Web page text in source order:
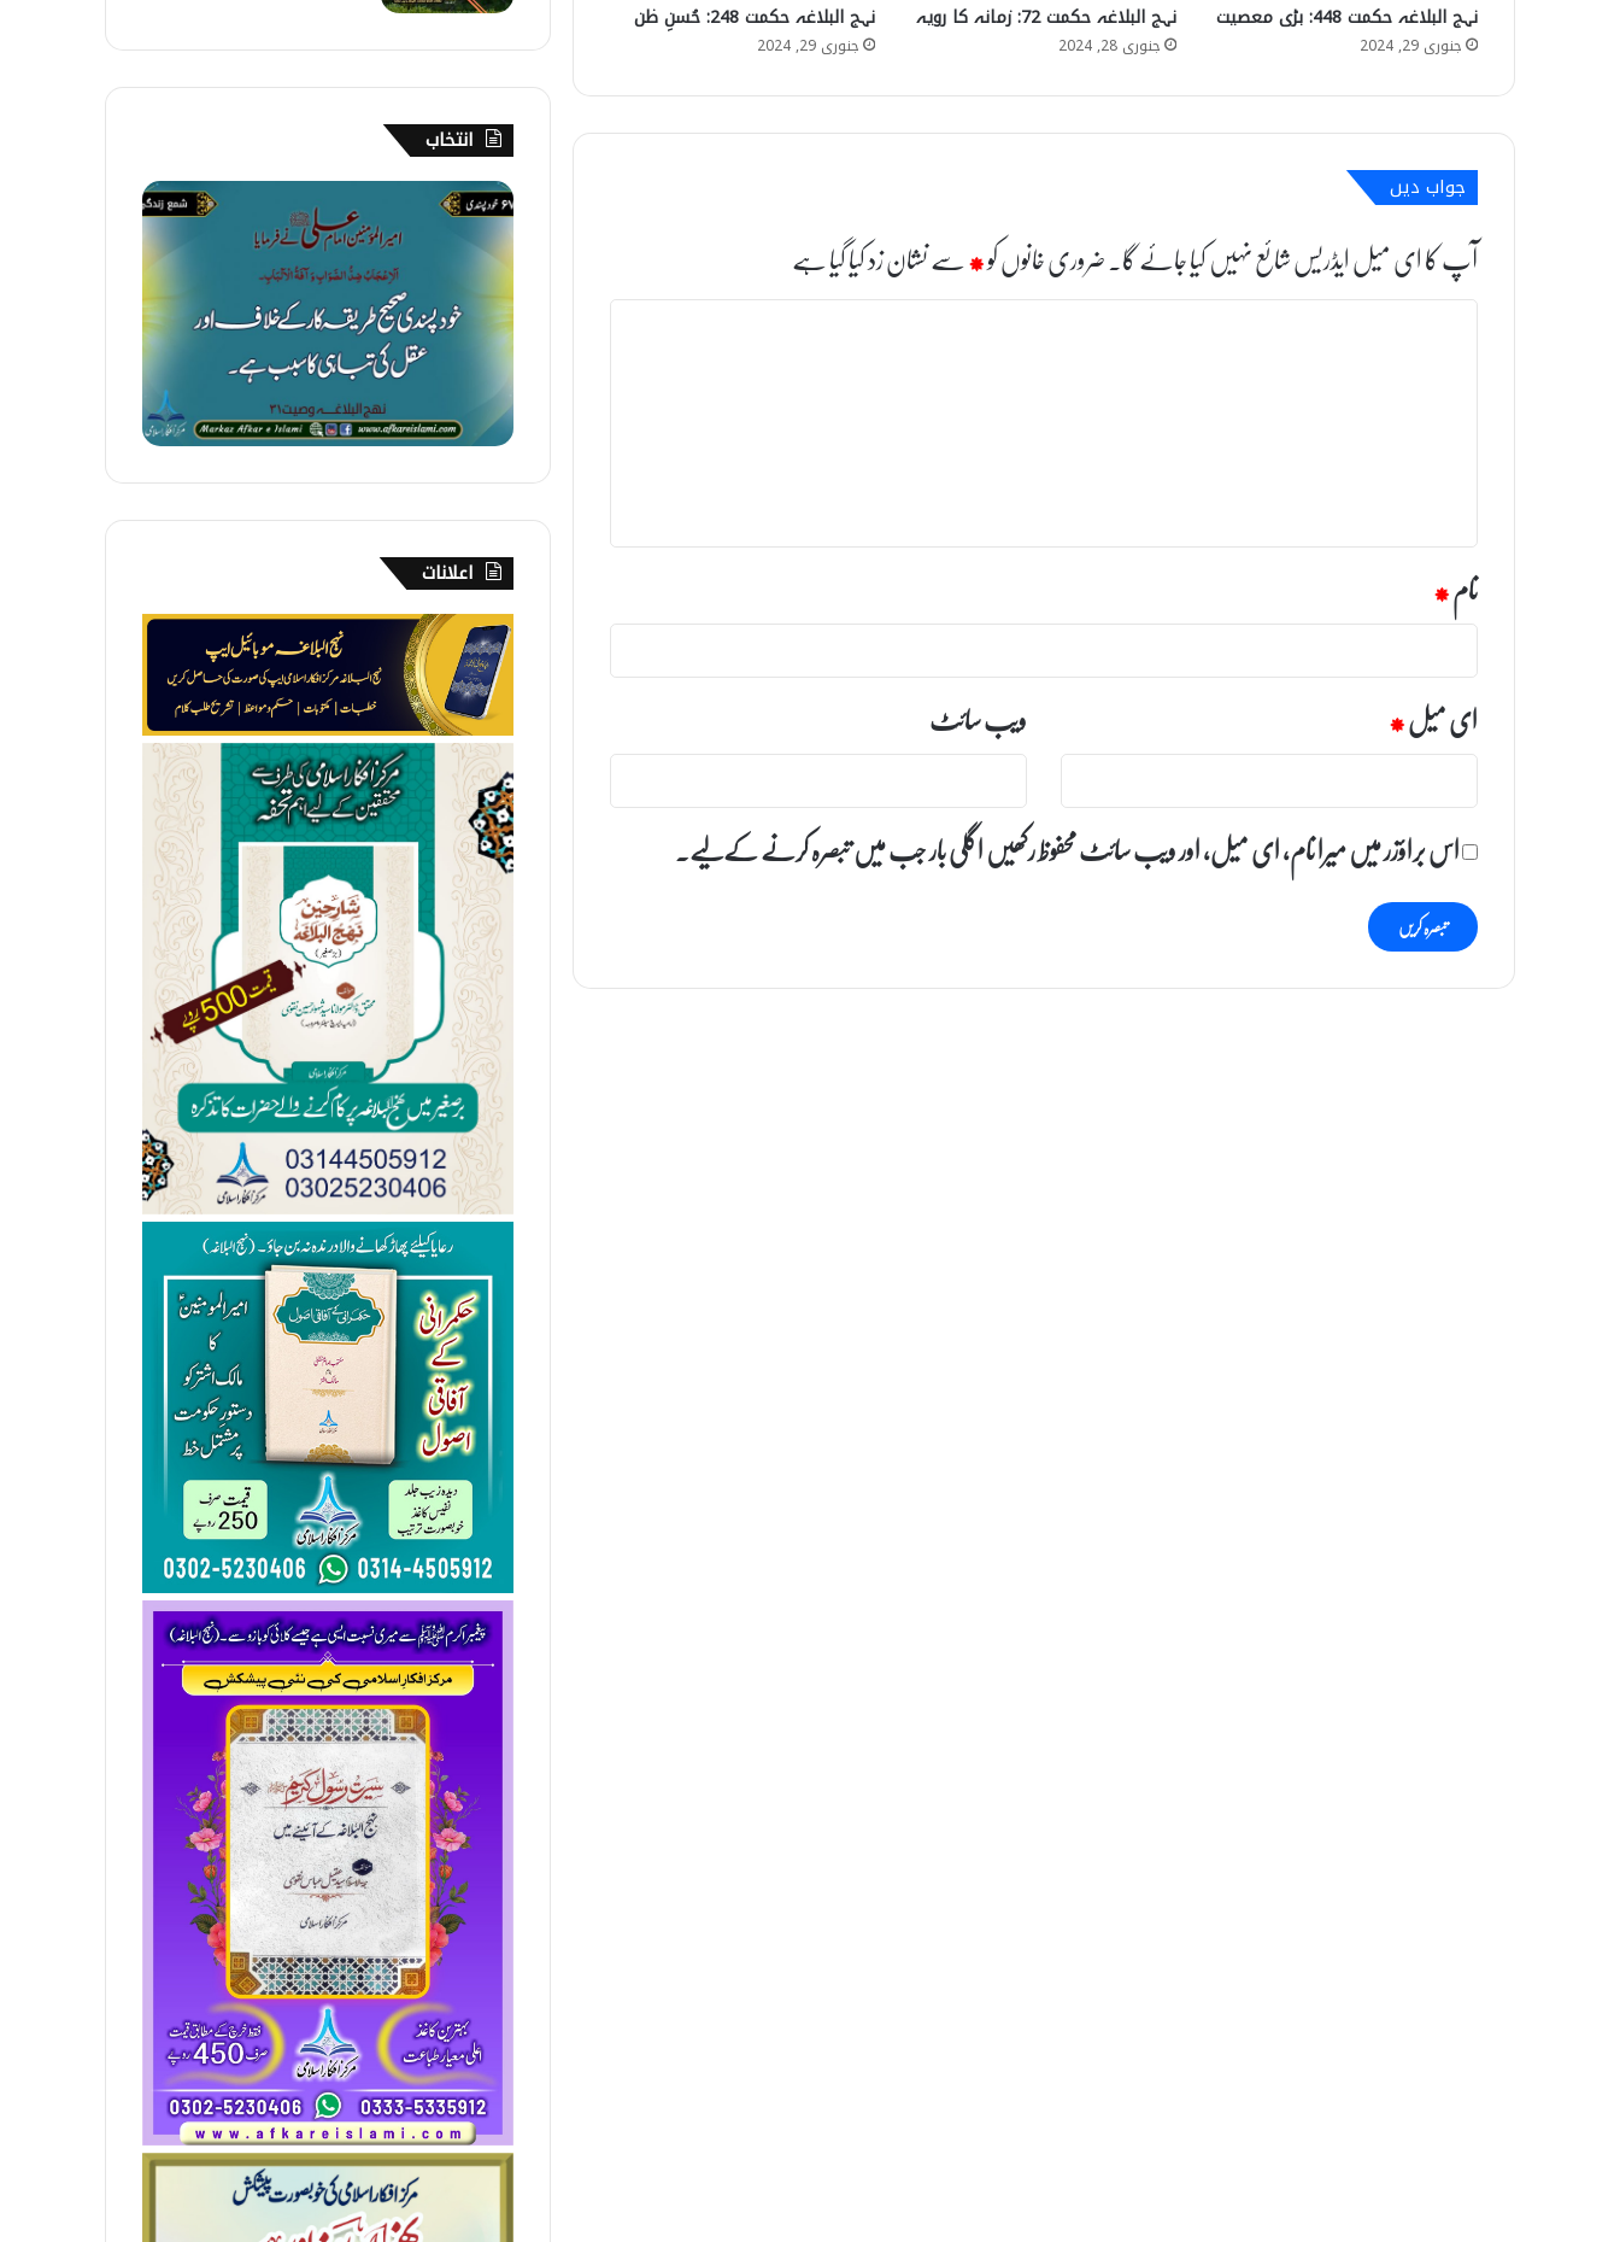
نہج البلاغہ حکمت 448: بڑی معصیت
جنوری 29, 2024
نہج البلاغہ حکمت 72: زمانہ کا رویہ
جنوری 28, 2024
نہج البلاغہ حکمت 248: حُسنِ ظن
جنوری 29, 2024
جواب دیں
آپ کا ای میل ایڈریس شائع نہیں کیا جائے گا۔ضروری خانوں کو*سے نشان زد کیا گیا ہے
ت
نام*
ای میل* ویب‌ سائٹ
اس براؤزر میں میرا نام، ای میل، اور ویب سائٹ محفوظ رکھیں اگلی بار جب میں تبصرہ کرنے کےلیے۔
انتخاب
6
7
۔
خ
و
د
پ
ن
د
ی
اعلانات